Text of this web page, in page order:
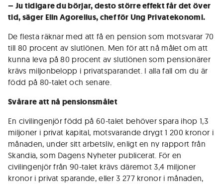
– Ju tidigare du börjar, desto större effekt får det över
tid, säger Elin Agorelius, chef för Ung Privatekonomi.
De flesta räknar med att få en pension som motsvarar 70
till 80 procent av slutlönen. Men för att nå målet om att
kunna leva på 80 procent av slutlönen som pensionärer
krävs miljonbelopp i privatsparandet. I alla fall om du är
född på 80-talet och senare.
Svårare att nå pensionsmålet
En civilingenjör född på 60-talet behöver spara ihop 1,3
miljoner i privat kapital, motsvarande drygt 1 200 kronor i
månaden, under sitt arbetsliv, enligt en ny rapport från
Skandia, som Dagens Nyheter publicerat. För en
civilingenjör från 90-talet krävs däremot 3,4 miljoner
kronor i privat sparande, eller 3 277 kronor i månaden,